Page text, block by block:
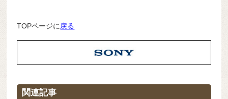
TOPページに 戻る
関連記事